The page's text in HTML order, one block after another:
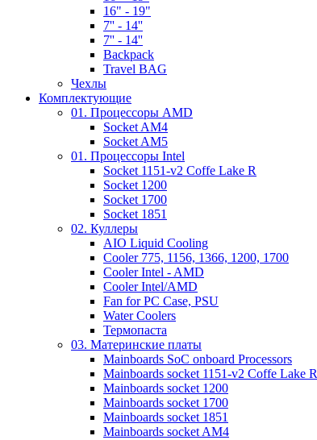
16" - 19"
7'' - 14''
7'' - 14''
Backpack
Travel BAG
Чехлы
Комплектующие
01. Процессоры AMD
Socket AM4
Socket AM5
01. Процессоры Intel
Socket 1151-v2 Coffe Lake R
Socket 1200
Socket 1700
Socket 1851
02. Куллеры
AIO Liquid Cooling
Cooler 775, 1156, 1366, 1200, 1700
Cooler Intel - AMD
Cooler Intel/AMD
Fan for PC Case, PSU
Water Coolers
Термопаста
03. Материнские платы
Mainboards SoC onboard Processors
Mainboards socket 1151-v2 Coffe Lake R
Mainboards socket 1200
Mainboards socket 1700
Mainboards socket 1851
Mainboards socket AM4